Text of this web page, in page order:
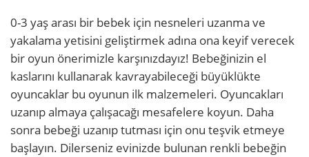
0-3 yaş arası bir bebek için nesneleri uzanma ve
yakalama yetisini geliştirmek adına ona keyif verecek
bir oyun önerimizle karşınızdayız! Bebeğinizin el
kaslarını kullanarak kavrayabileceği büyüklükte
oyuncaklar bu oyunun ilk malzemeleri. Oyuncakları
uzanıp almaya çalışacağı mesafelere koyun. Daha
sonra bebeği uzanıp tutması için onu teşvik etmeye
başlayın. Dilerseniz evinizde bulunan renkli bebeğin